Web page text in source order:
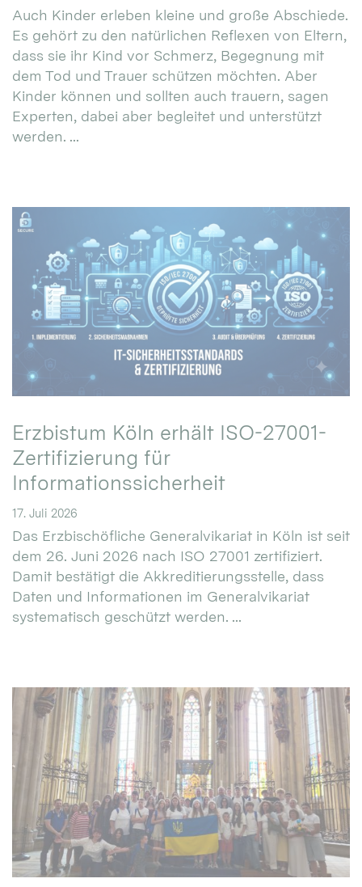
Auch Kinder erleben kleine und große Abschiede.
Es gehört zu den natürlichen Reflexen von Eltern,
dass sie ihr Kind vor Schmerz, Begegnung mit
dem Tod und Trauer schützen möchten. Aber
Kinder können und sollten auch trauern, sagen
Experten, dabei aber begleitet und unterstützt
werden. ...
Erzbistum Köln erhält ISO-27001-
Zertifizierung für
Informationssicherheit
17. Juli 2026
Das Erzbischöfliche Generalvikariat in Köln ist seit
dem 26. Juni 2026 nach ISO 27001 zertifiziert.
Damit bestätigt die Akkreditierungsstelle, dass
Daten und Informationen im Generalvikariat
systematisch geschützt werden. ...